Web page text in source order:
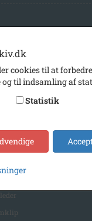
cookies til at
og til indsamling af
Statistik